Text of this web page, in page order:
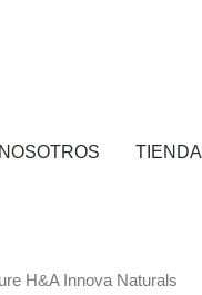
TIENDA
H&A Innova Naturals